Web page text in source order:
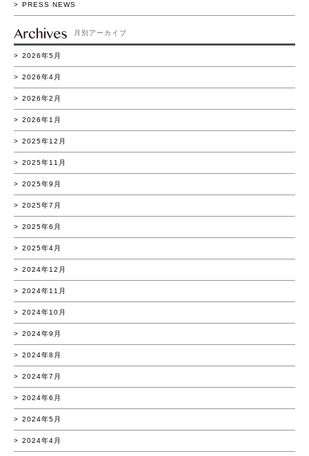
PRESS NEWS
月別アーカイブ
2026年5月
2026年4月
2026年2月
2026年1月
2025年12月
2025年11月
2025年9月
2025年7月
2025年6月
2025年4月
2024年12月
2024年11月
2024年10月
2024年9月
2024年8月
2024年7月
2024年6月
2024年5月
2024年4月